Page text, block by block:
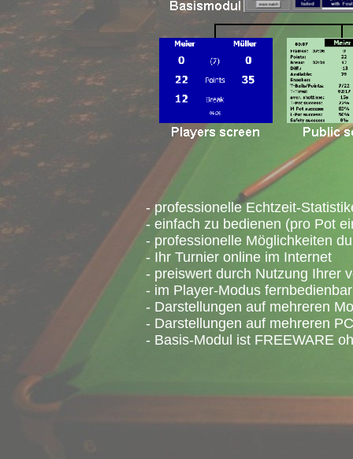
- professionelle Echtzeit-
- einfach zu bedienen (pro Pot
- professionelle Möglichkeiten
- Ihr Turnier online im Internet
- preiswert durch Nutzung Ihrer
- im Player-Modus fernbedienbar
- Darstellungen auf mehreren
- Darstellungen auf mehreren
- Basis-Modul ist FREEWARE